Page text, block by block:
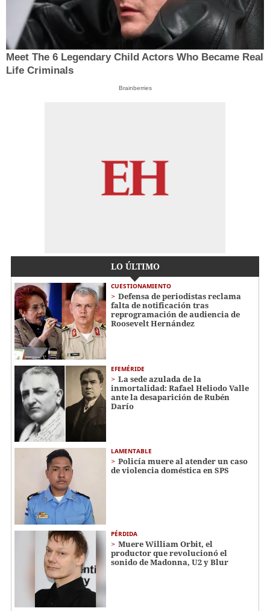
Meet The 6 Legendary Child Actors Who Became Real
Life Criminals
Brainberries
LO ÚLTIMO
CUESTIONAMIENTO
Defensa de periodistas reclama
falta de notificación tras
reprogramación de audiencia de
Roosevelt Hernández
EFEMÉRIDE
La sede azulada de la
inmortalidad: Rafael Heliodo Valle
ante la desaparición de Rubén
Darío
LAMENTABLE
Policía muere al atender un caso
de violencia doméstica en SPS
PÉRDIDA
Muere William Orbit, el
productor que revolucionó el
sonido de Madonna, U2 y Blur